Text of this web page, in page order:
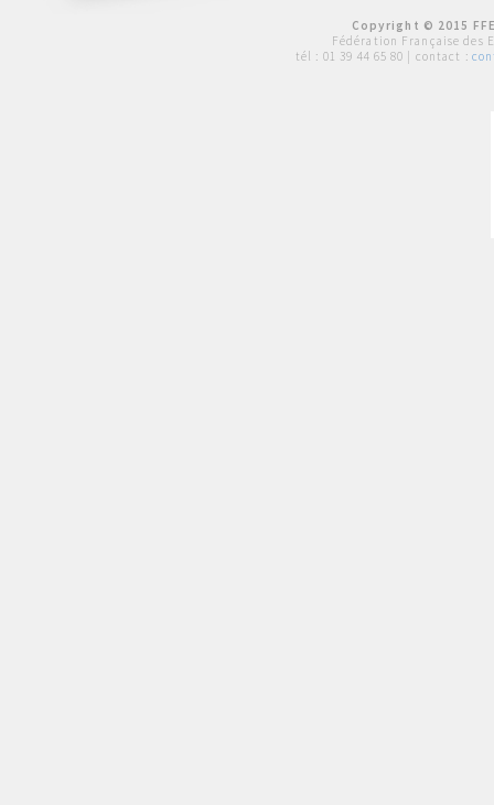
Copyright © 2015
Fédération Française des
tél : 01 39 44 65 80 | contact :